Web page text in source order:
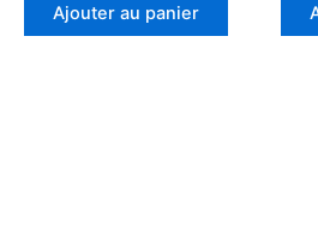
Ajouter au panier